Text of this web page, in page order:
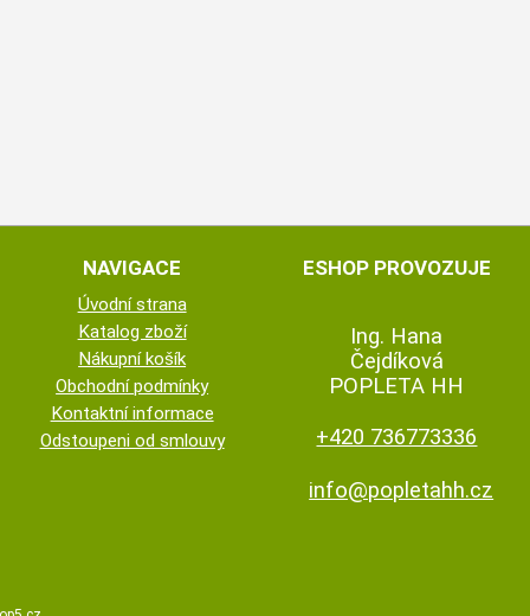
NAVIGACE
Úvodní strana
Katalog zboží
Nákupní košík
Obchodní podmínky
Kontaktní informace
Odstoupeni od smlouvy
ESHOP PROVOZUJE
Ing. Hana
Čejdíková
POPLETA HH
+420 736773336
info@popletahh.cz